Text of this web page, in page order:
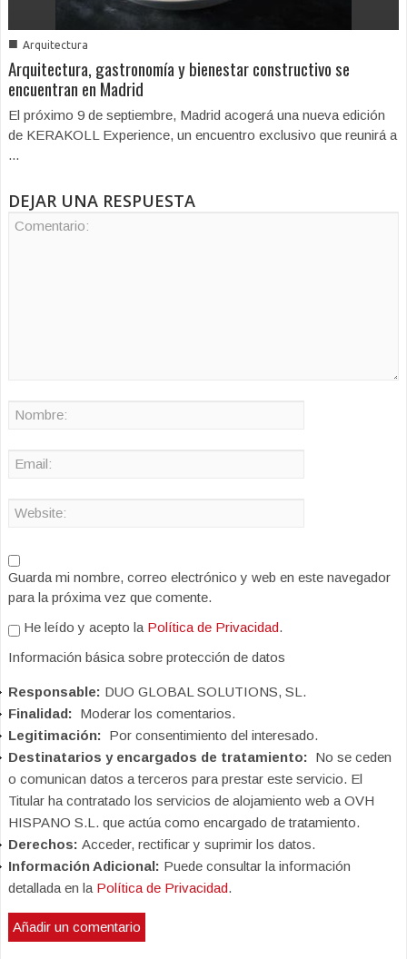
■ Arquitectura
Arquitectura, gastronomía y bienestar constructivo se
encuentran en Madrid
El próximo 9 de septiembre, Madrid acogerá una nueva edición
de KERAKOLL Experience, un encuentro exclusivo que reunirá a
...
DEJAR UNA RESPUESTA
Guarda mi nombre, correo electrónico y web en este navegador
para la próxima vez que comente.
He leído y acepto la Política de Privacidad.
Información básica sobre protección de datos
Responsable: DUO GLOBAL SOLUTIONS, SL.
Finalidad: Moderar los comentarios.
Legitimación: Por consentimiento del interesado.
Destinatarios y encargados de tratamiento: No se ceden
o comunican datos a terceros para prestar este servicio. El
Titular ha contratado los servicios de alojamiento web a OVH
HISPANO S.L. que actúa como encargado de tratamiento.
Derechos: Acceder, rectificar y suprimir los datos.
Información Adicional: Puede consultar la información
detallada en la Política de Privacidad.